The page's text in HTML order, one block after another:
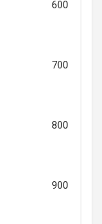
600
700
800
900